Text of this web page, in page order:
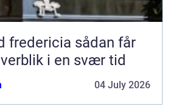
sådan får
i en svær tid
04 July 2026